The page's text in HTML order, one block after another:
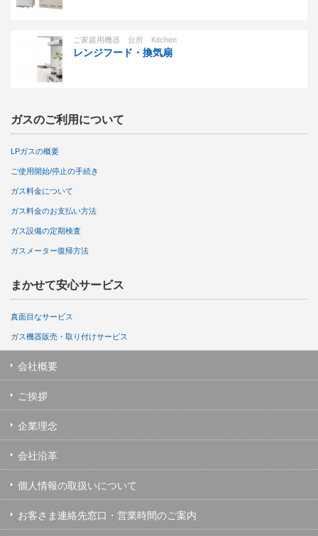
ご家庭用機器 台所 Kitchen
レンジフード・換気扇
ガスのご利用について
LPガスの概要
ご使用開始/停止の手続き
ガス料金について
ガス料金のお支払い方法
ガス設備の定期検査
ガスメーター復帰方法
まかせて安心サービス
真面目なサービス
ガス機器販売・取り付けサービス
会社概要
ご挨拶
企業理念
会社沿革
個人情報の取扱いについて
お客さま連絡先窓口・営業時間のご案内